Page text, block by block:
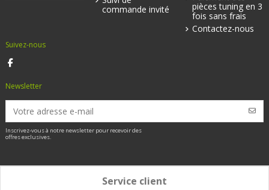
commande invité
pièces tuning en 3
fois sans frais
Contactez-nous
Suivez-nous
Newsletter
Inscrivez-vous à notre newsletter pour recevoir des
offres exclusives.
Service client